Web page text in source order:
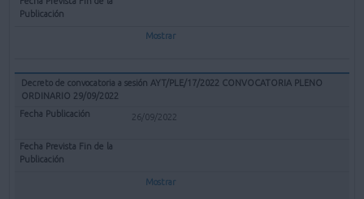
Mostrar
Decreto de convocatoria a sesión AYT/PLE/17/2022 CONVOCATORIA PLENO
ORDINARIO 29/09/2022
26/09/2022
Mostrar